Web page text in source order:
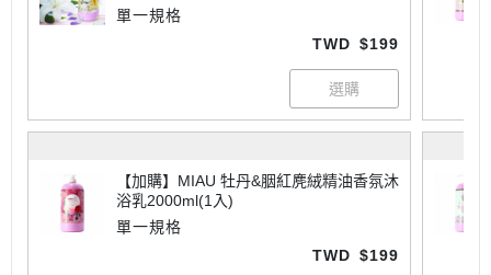
單一規格
TWD $199
【加購】MIAU 牡丹&胭紅麂絨精油香氛沐
浴乳2000ml(1入)
單一規格
TWD $199